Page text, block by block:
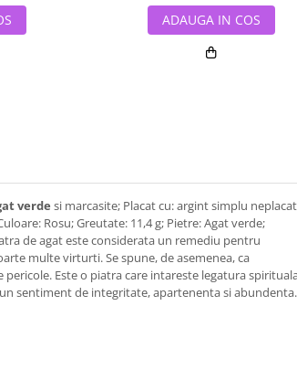
ADAUGA IN COS
verde si marcasite; Placat cu: argint simplu
Rosu; Greutate: 11,4 g; Pietre: Agat verde;
de agat este considerata un remediu pentru
multe virturti. Se spune, de asemenea, ca
Este o piatra care intareste legatura
sentiment de integritate, apartenenta si abundenta.